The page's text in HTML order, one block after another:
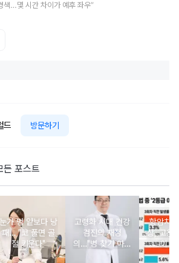
색…몇 시간 차이가 예후 좌우”
드 방문하기
든 포스트
눈가 멍 얕보다 낭
패… "코 풀면 골
절 키운다"
고령화 시대 건강
검진의 재정
의…"병 찾기 아닌
변화 읽기"
항암치
상, 고용
이 막